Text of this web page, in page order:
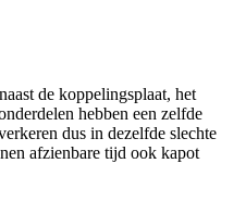
de koppelingsplaat, het
hebben een zelfde
dus in dezelfde slechte
afzienbare tijd ook kapot